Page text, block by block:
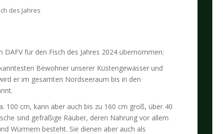
des Jahres
DAFV für den Fisch des Jahres 2024 übernommen:
Bewohner unserer Küstengewässer und
er im gesamten Nordseeraum bis in den
100 cm, kann aber auch bis zu 160 cm groß, über 40
sind gefräßige Räuber, deren Nahrung vor allem
Würmern besteht. Sie dienen aber auch als